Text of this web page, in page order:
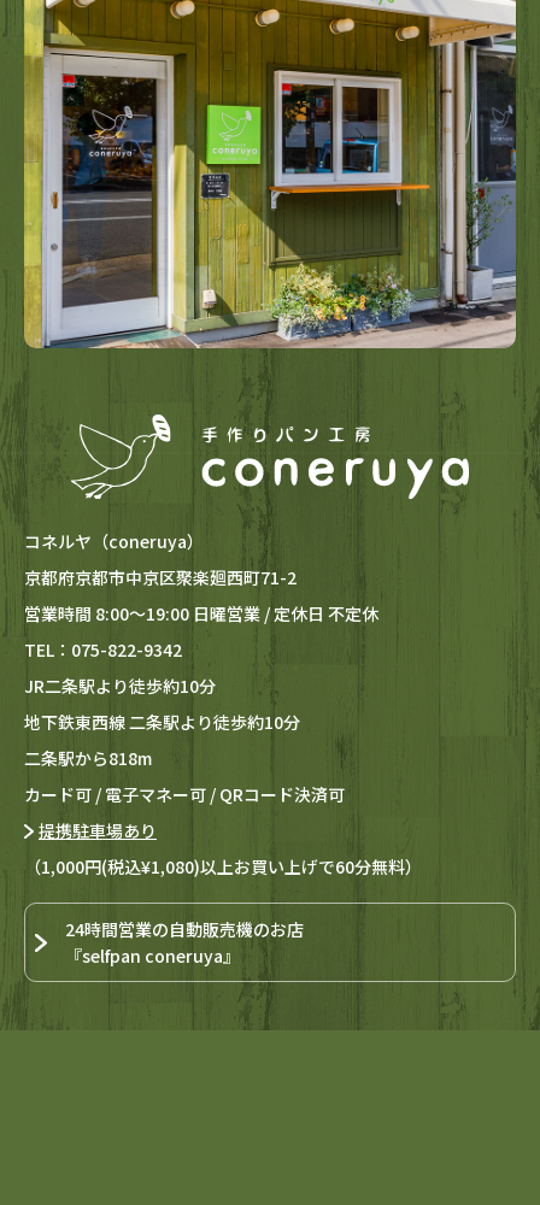
コネルヤ（coneruya）
京都府京都市中京区聚楽廻西町71-2
営業時間 8:00～19:00 日曜営業 / 定休日 不定休
TEL：075-822-9342
JR二条駅より徒歩約10分
地下鉄東西線 二条駅より徒歩約10分
二条駅から818m
カード可 / 電子マネー可 / QRコード決済可
提携駐車場あり
（1,000円(税込¥1,080)以上お買い上げで60分無料）
24時間営業の自動販売機のお店
『selfpan coneruya』